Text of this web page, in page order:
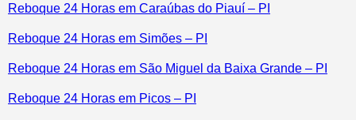
Reboque 24 Horas em Caraúbas do Piauí – PI
Reboque 24 Horas em Simões – PI
Reboque 24 Horas em São Miguel da Baixa Grande – PI
Reboque 24 Horas em Picos – PI